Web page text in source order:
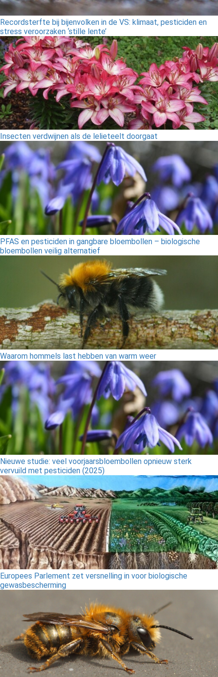
Recordsterfte bij bijenvolken in de VS: klimaat, pesticiden en
stress veroorzaken ‘stille lente’
Insecten verdwijnen als de lelieteelt doorgaat
PFAS en pesticiden in gangbare bloembollen – biologische
bloembollen veilig alternatief
Waarom hommels last hebben van warm weer
Nieuwe studie: veel voorjaarsbloembollen opnieuw sterk
vervuild met pesticiden (2025)
Europees Parlement zet versnelling in voor biologische
gewasbescherming